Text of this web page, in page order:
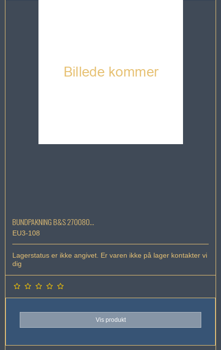
BUNDPAKNING B&S 270080...
EU3-108
Lagerstatus er ikke angivet. Er varen ikke på lager kontakter vi
dig
Vis produkt